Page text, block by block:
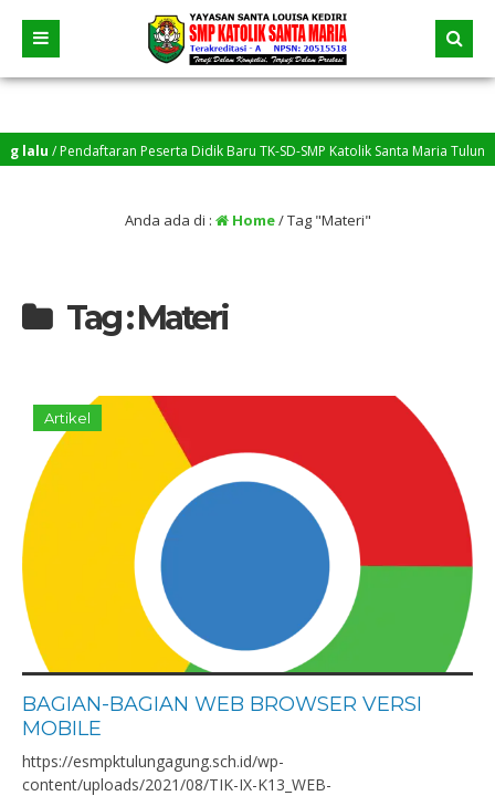
/ Pendaftaran Peserta Didik Baru TK-SD-SMP Katolik Santa Maria
Anda ada di : Home/Tag "Materi"
Tag : Materi
Artikel
BAGIAN-BAGIAN WEB BROWSER VERSI
MOBILE
https://esmpktulungagung.sch.id/wp-
content/uploads/2021/08/TIK-IX-K13_WEB-